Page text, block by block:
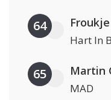
64
Hart In
65 Martin
MAD